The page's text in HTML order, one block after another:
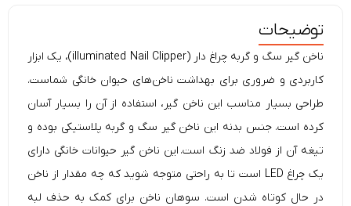
توضیحات
ناخن گیر سگ و گربه چراغ دار (illuminated Nail Clipper)، یک ابزار
کاربردی و ضروری برای بهداشت ناخن‌های حیوان خانگی شماست.
طراحی بسیار مناسب این ناخن گیر، استفاده از آن را بسیار آسان
کرده است. جنس بدنه این ناخن گیر سگ و گربه پلاستیکی بوده و
تیغه آن از فولاد ضد زنگ است. این ناخن گیر حیوانات خانگی دارای
یک چراغ LED است تا به راحتی متوجه شوید که چه مقدار از ناخن
در حال کوتاه شدن است. سوهان ناخن برای کمک به حذف لبه